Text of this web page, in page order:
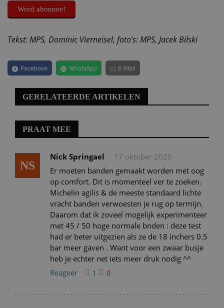
Word abonnee!
Tekst: MPS, Dominic Vierneisel, foto’s: MPS, Jacek Bilski
Facebook WhatsApp E-Mail
GERELATEERDE ARTIKELEN
PRAAT MEE
NS
Nick Springael
17 oktober 2020
Er moeten banden gemaakt worden met oog
op comfort. Dit is momenteel ver te zoeken.
Michelin agilis & de meeste standaard lichte
vracht banden verwoesten je rug op termijn.
Daarom dat ik zoveel mogelijk experimenteer
met 45 / 50 hoge normale bnden : deze test
had er beter uitgezien als ze de 18 inchers 0.5
bar meer gaven . Want voor een zwaar busje
heb je echter net iets meer druk nodig ^^
Reageer
1 0